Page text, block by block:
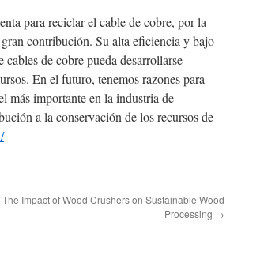
para reciclar el cable de cobre, por la
contribución. Su alta eficiencia y bajo
de cobre pueda desarrollarse
En el futuro, tenemos razones para
más importante en la industria de
a la conservación de los recursos de
The Impact of Wood Crushers on Sustainable Wood
Processing →